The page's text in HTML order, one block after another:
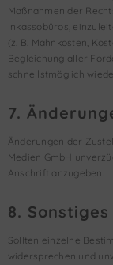
Maßnahmen der
Inkassobüros,
(z. B. Mahnkosten,
Begleichung aller
schnellstmöglich
7.
Änderungen der
Medien GmbH
Anschrift anzugeben.
8. Sonstiges
Sollten einzelne
widersprechen und